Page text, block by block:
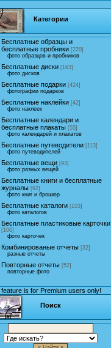
Категории
Бесплатные образцы и
бесплатные пробники [220]
фото образцов и пробников
Бесплатные диски [163]
фото дисков
Бесплатные подарки [424]
фотографии подарков
Бесплатные наклейки [42]
фото наклеек
Бесплатные календари и
бесплатные плакаты [55]
фото календарей и плакатов
Бесплатные путеводители [113]
фото путеводителей
Бесплатные вещи [93]
фото разных вещей
Бесплатные книги и бесплатные
журналы [92]
фото книг и брошюр
Бесплатные каталоги [103]
фото каталогов
Бесплатные пластиковые карточки
[106]
фото карточек
Комбинированые отчеты [32]
разные отчеты
Повторные отчеты [52]
повторные фото
is for Premium users only!
Поиск